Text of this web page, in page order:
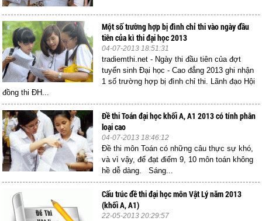
Một số trường hợp bị đình chỉ thi vào ngày đầu
tiên của kì thi đại học 2013
04-07-2013 18:51:31
tradiemthi.net - Ngày thi đầu tiên của đợt
tuyển sinh Đại học - Cao đẳng 2013 ghi nhận
1 số trường hợp bị đình chỉ thi. Lãnh đạo Hội
đồng thi ĐH...
Đề thi Toán đại học khối A, A1 2013 có tính phân
loại cao
04-07-2013 18:46:12
Đề thi môn Toán có những câu thực sự khó,
và vì vậy, để đạt điểm 9, 10 môn toán không
hề dễ dàng. Sáng...
Cấu trúc đề thi đại học môn Vật Lý năm 2013
(khối A, A1)
22-05-2013 20:29:57